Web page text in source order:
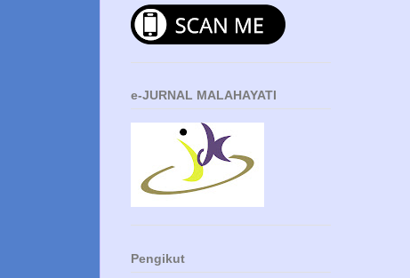
e-JURNAL MALAHAYATI
Pengikut